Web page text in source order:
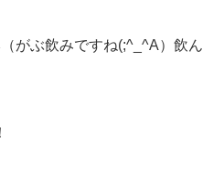
がぶ飲みですね(;^_^A）飲ん